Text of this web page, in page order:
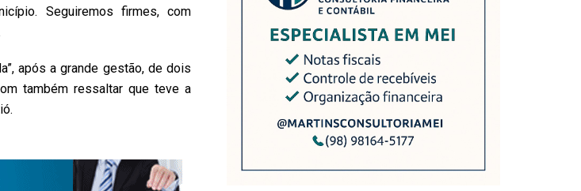
Seguiremos firmes, com
após a grande gestão, de dois
também ressaltar que teve a